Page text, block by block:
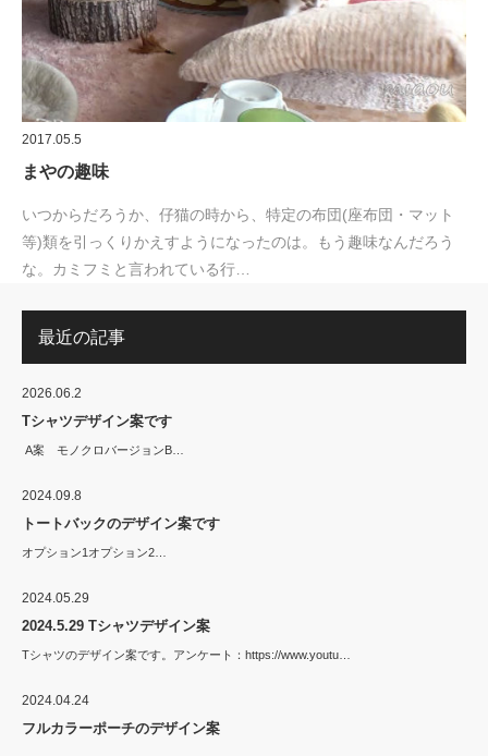
2017.05.5
まやの趣味
いつからだろうか、仔猫の時から、特定の布団(座布団・マット
等)類を引っくりかえすようになったのは。もう趣味なんだろう
な。カミフミと言われている行…
最近の記事
2026.06.2
Tシャツデザイン案です
A案 モノクロバージョンB…
2024.09.8
トートバックのデザイン案です
オプション1オプション2…
2024.05.29
2024.5.29 Tシャツデザイン案
Tシャツのデザイン案です。アンケート：https://www.youtu…
2024.04.24
フルカラーポーチのデザイン案